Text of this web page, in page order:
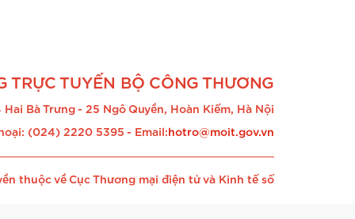
TRỰC TUYẾN BỘ CÔNG THƯƠNG
Hai Bà Trưng - 25 Ngô Quyền, Hoàn Kiếm, Hà Nội
(024) 2220 5395 - Email: hotro@moit.gov.vn
thuộc về Cục Thương mại điện tử và Kinh tế số